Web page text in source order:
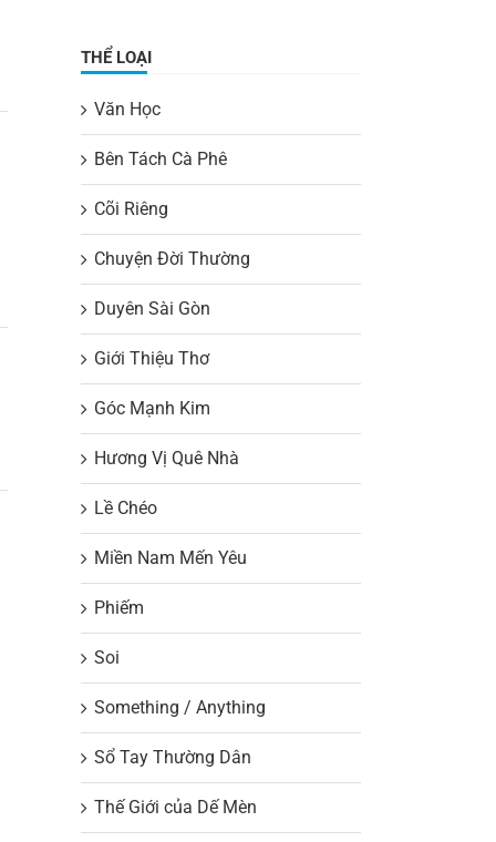
THỂ LOẠI
Văn Học
Bên Tách Cà Phê
Cõi Riêng
Chuyện Đời Thường
Duyên Sài Gòn
Giới Thiệu Thơ
Góc Mạnh Kim
Hương Vị Quê Nhà
Lề Chéo
Miền Nam Mến Yêu
Phiếm
Soi
Something / Anything
Sổ Tay Thường Dân
Thế Giới của Dế Mèn